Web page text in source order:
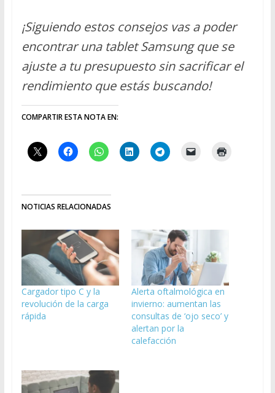
¡Siguiendo estos consejos vas a poder
encontrar una tablet Samsung que se
ajuste a tu presupuesto sin sacrificar el
rendimiento que estás buscando!
COMPARTIR ESTA NOTA EN:
NOTICIAS RELACIONADAS
Cargador tipo C y la
revolución de la carga
rápida
Alerta oftalmológica en
invierno: aumentan las
consultas de ‘ojo seco’ y
alertan por la
calefacción